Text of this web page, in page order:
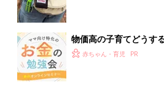
物価高の子育てどうす
赤ちゃん・育児